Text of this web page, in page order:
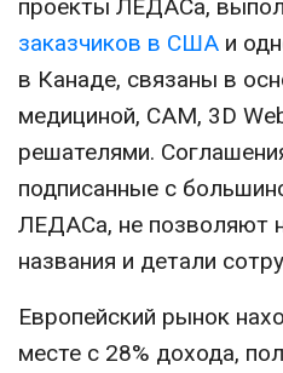
проекты ЛЕДАСа,
заказчиков в США и
в Канаде, связаны в
медициной, CAM, 3D
решателями.
подписанные с
ЛЕДАСа, не позволяют
названия и детали
Европейский рынок
месте с 28% дохода,